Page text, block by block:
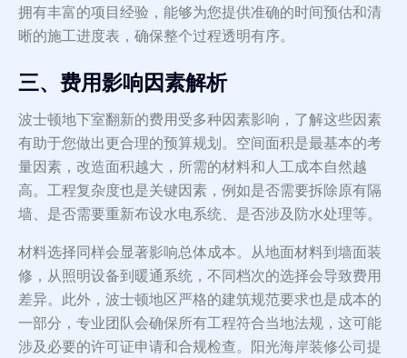
拥有丰富的项目经验，能够为您提供准确的时间预估和清
晰的施工进度表，确保整个过程透明有序。
三、费用影响因素解析
波士顿地下室翻新的费用受多种因素影响，了解这些因素
有助于您做出更合理的预算规划。空间面积是最基本的考
量因素，改造面积越大，所需的材料和人工成本自然越
高。工程复杂度也是关键因素，例如是否需要拆除原有隔
墙、是否需要重新布设水电系统、是否涉及防水处理等。
材料选择同样会显著影响总体成本。从地面材料到墙面装
修，从照明设备到暖通系统，不同档次的选择会导致费用
差异。此外，波士顿地区严格的建筑规范要求也是成本的
一部分，专业团队会确保所有工程符合当地法规，这可能
涉及必要的许可证申请和合规检查。阳光海岸装修公司提